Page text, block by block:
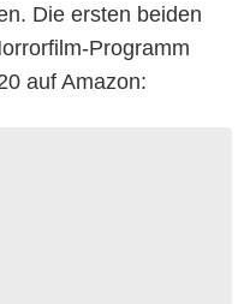
Die ersten beiden
Programm
auf Amazon: